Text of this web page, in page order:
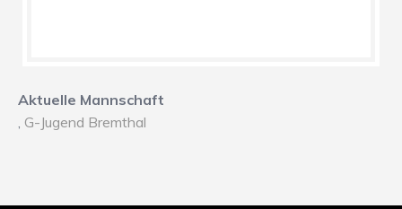
Aktuelle Mannschaft
, G-Jugend Bremthal